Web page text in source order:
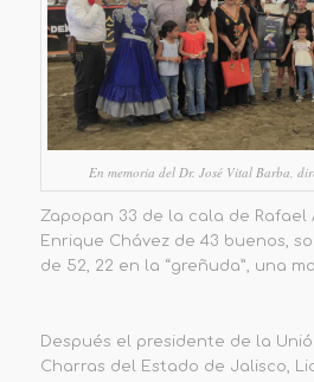
En memoria del Dr. José Vital Barba,
Zapopan 33 de la cala de Rafael
Enrique Chávez de 43 buenos,
de 52, 22 en la “greñuda”, una
Después el presidente de la
Charras del Estado de Jalisco,